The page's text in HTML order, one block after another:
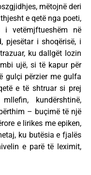
mëtojnë deri
e qetë nga poeti,
në
pjesëtar i shoqërisë, i
ku dallgët lozin
ujë, si të kapur për
gulçi përzier me gulfa
e të shtruar si prej
kundërshtinë,
– buçimë të një
e lirikes me epiken,
ku butësia e fjalës
e parë të leximit,